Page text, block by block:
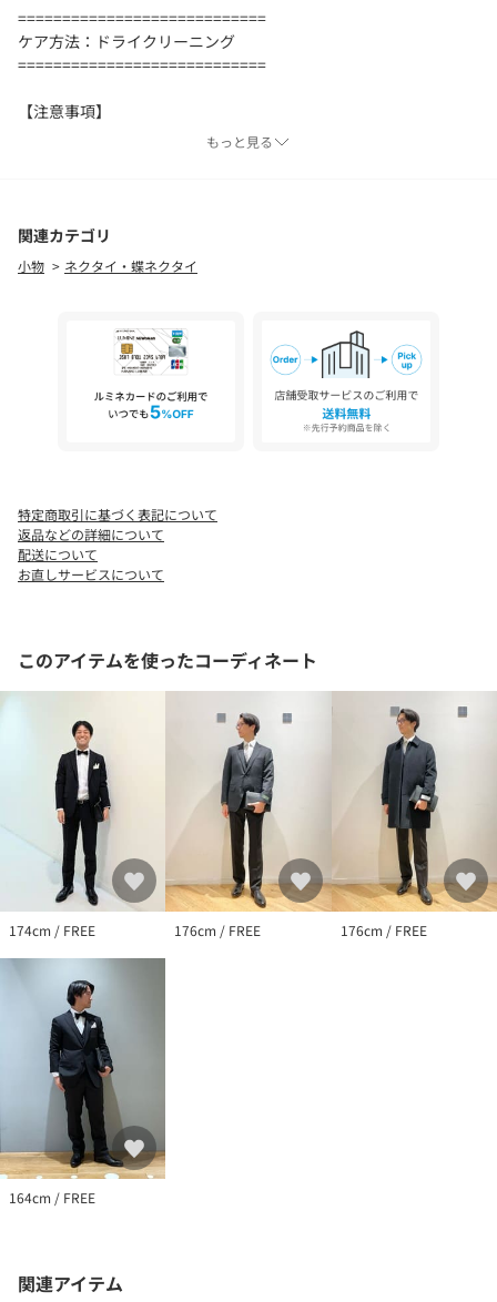
============================
ケア方法：ドライクリーニング
============================
【注意事項】
※商品を使用前に、タグ等に記載されている「取り扱い上の注意
ご了承ください。
※商品の色味の目安は、商品単体の画像をご参照ください。
品番：31346992177
もっと見る
関連カテゴリ
小物 ネクタイ・蝶ネクタイ
特定商取引に基づく表記について
返品などの詳細について
配送について
お直しサービスについて
このアイテムを使ったコーディネート
174cm / FREE 176cm / FREE 176cm / FREE
164cm / FREE
関連アイテム